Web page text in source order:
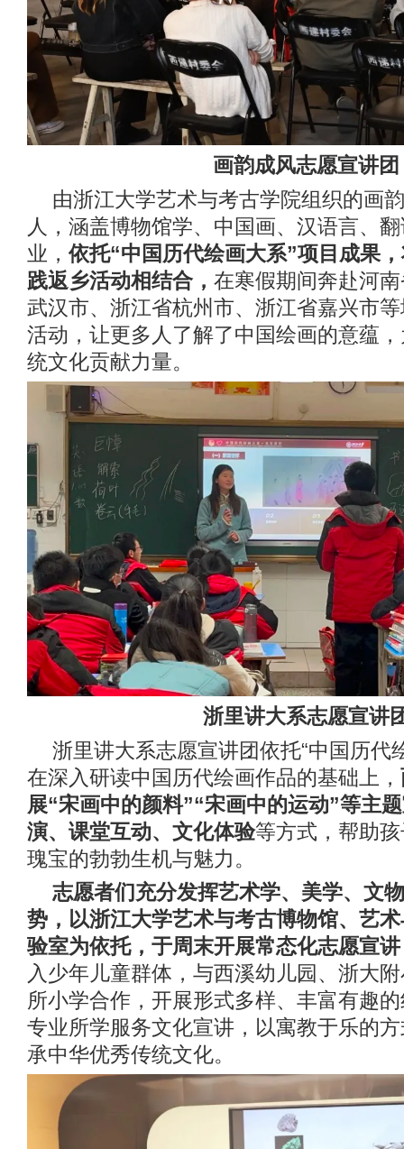
画韵成风志愿宣讲团
由浙江大学艺术与考古学院组织的画
人，涵盖博物馆学、中国画、汉语言、
业， 依托“中国历代绘画大系”项目成果
践返乡活动相结合， 在寒假期间奔赴河
武汉市、浙江省杭州市、浙江省嘉兴市
活动，让更多人了解了中国绘画的意蕴
统文化贡献力量。
浙里讲大系志愿宣讲
浙里讲大系志愿宣讲团依托“中国历代
在深入研读中国历代绘画作品的基础上，
展“宋画中的颜料”“宋画中的运动”等主
演、课堂互动、文化体验等方式，帮助
瑰宝的勃勃生机与魅力。
志愿者们充分发挥艺术学、美学、文
势，以浙江大学艺术与考古博物馆、艺
验室为依托，于周末开展常态化志愿宣
入少年儿童群体，与西溪幼儿园、浙大
所小学合作，开展形式多样、丰富有趣
专业所学服务文化宣讲，以寓教于乐的
承中华优秀传统文化。